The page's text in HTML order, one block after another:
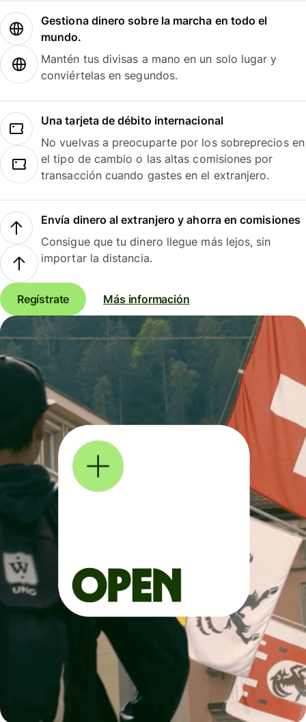
Gestiona dinero sobre la marcha en todo el
mundo.
Mantén tus divisas a mano en un solo lugar y
conviértelas en segundos.
Una tarjeta de débito internacional
No vuelvas a preocuparte por los sobreprecios en
el tipo de cambio o las altas comisiones por
transacción cuando gastes en el extranjero.
Envía dinero al extranjero y ahorra en comisiones
Consigue que tu dinero llegue más lejos, sin
importar la distancia.
Regístrate Más información